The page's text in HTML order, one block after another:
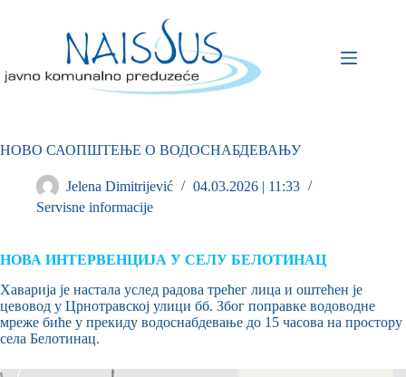
НОВО САОПШТЕЊЕ О ВОДОСНАБДЕВАЊУ
Jelena Dimitrijević
04.03.2026 | 11:33
Servisne informacije
НОВА ИНТЕРВЕНЦИЈА У СЕЛУ БЕЛОТИНАЦ
Хаварија је настала услед радова трећег лица и оштећен је
цевовод у Црнотравској улици бб. Због поправке водоводне
мреже биће у прекиду водоснабдевање до 15 часова на простору
села Белотинац.